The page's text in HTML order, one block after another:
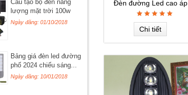
Đèn đường Led cao áp
Chi tiết
Cấu tạo bộ đèn năng
lượng mặt trời 100w
Ngày đăng: 01/10/2018
Bảng giá đèn led đường
phố 2024 chiếu sáng...
Ngày đăng: 10/01/2018